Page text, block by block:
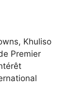
Khuliso
Premier